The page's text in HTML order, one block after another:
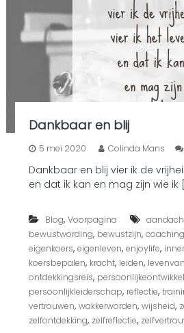
Dankbaar en blij
5 mei 2020 Colinda Mans
Dankbaar en blij vier ik de
en dat ik kan en mag zijn wie ik
Blog, Voorpagina
bewustwording, bewustzijn, coaching
eigenkoers, eigenleven, enjoylife,
koersbepalen, kracht, leiden,
ontdekkingsreis,
persoonlijkleiderschap, reflectie,
vertrouwen, wakkerworden, wijsheid,
zelfontdekking, zelfreflectie,